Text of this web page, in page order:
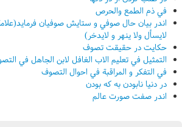
في ذم الطمع والحرص
اندر بيان حال صوفي و ستايش صوفيان
لايسأل ولا ينهر و لايدخر)
حکايت در حقيقت تصوف
التمثيل في تعليم الاب الغافل لابن الجاهل في
في التفکر و المراقبة في احوال التصوف
در دنيا نابودن به که بودن
اندر صفت صورت عالم